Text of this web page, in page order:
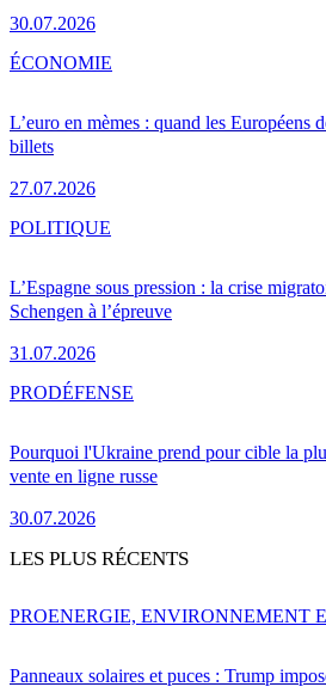
30.07.2026
L’euro en mèmes : quand les Européens
billets
27.07.2026
ÉCONOMIE
L’Espagne sous pression : la crise
Schengen à l’épreuve
31.07.2026
POLITIQUE
Pourquoi l'Ukraine prend pour cible la
vente en ligne russe
30.07.2026
PRODÉFENSE
LES PLUS RÉCENTS
Panneaux solaires et puces : Trump
PROENERGIE, ENVIRONNEMENT